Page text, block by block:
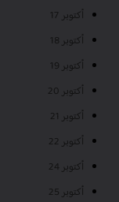
أكتوبر 17
أكتوبر 18
أكتوبر 19
أكتوبر 20
أكتوبر 21
أكتوبر 22
أكتوبر 24
أكتوبر 25